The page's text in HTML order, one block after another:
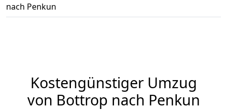
nach Penkun
Kostengünstiger Umzug
von Bottrop nach Penkun